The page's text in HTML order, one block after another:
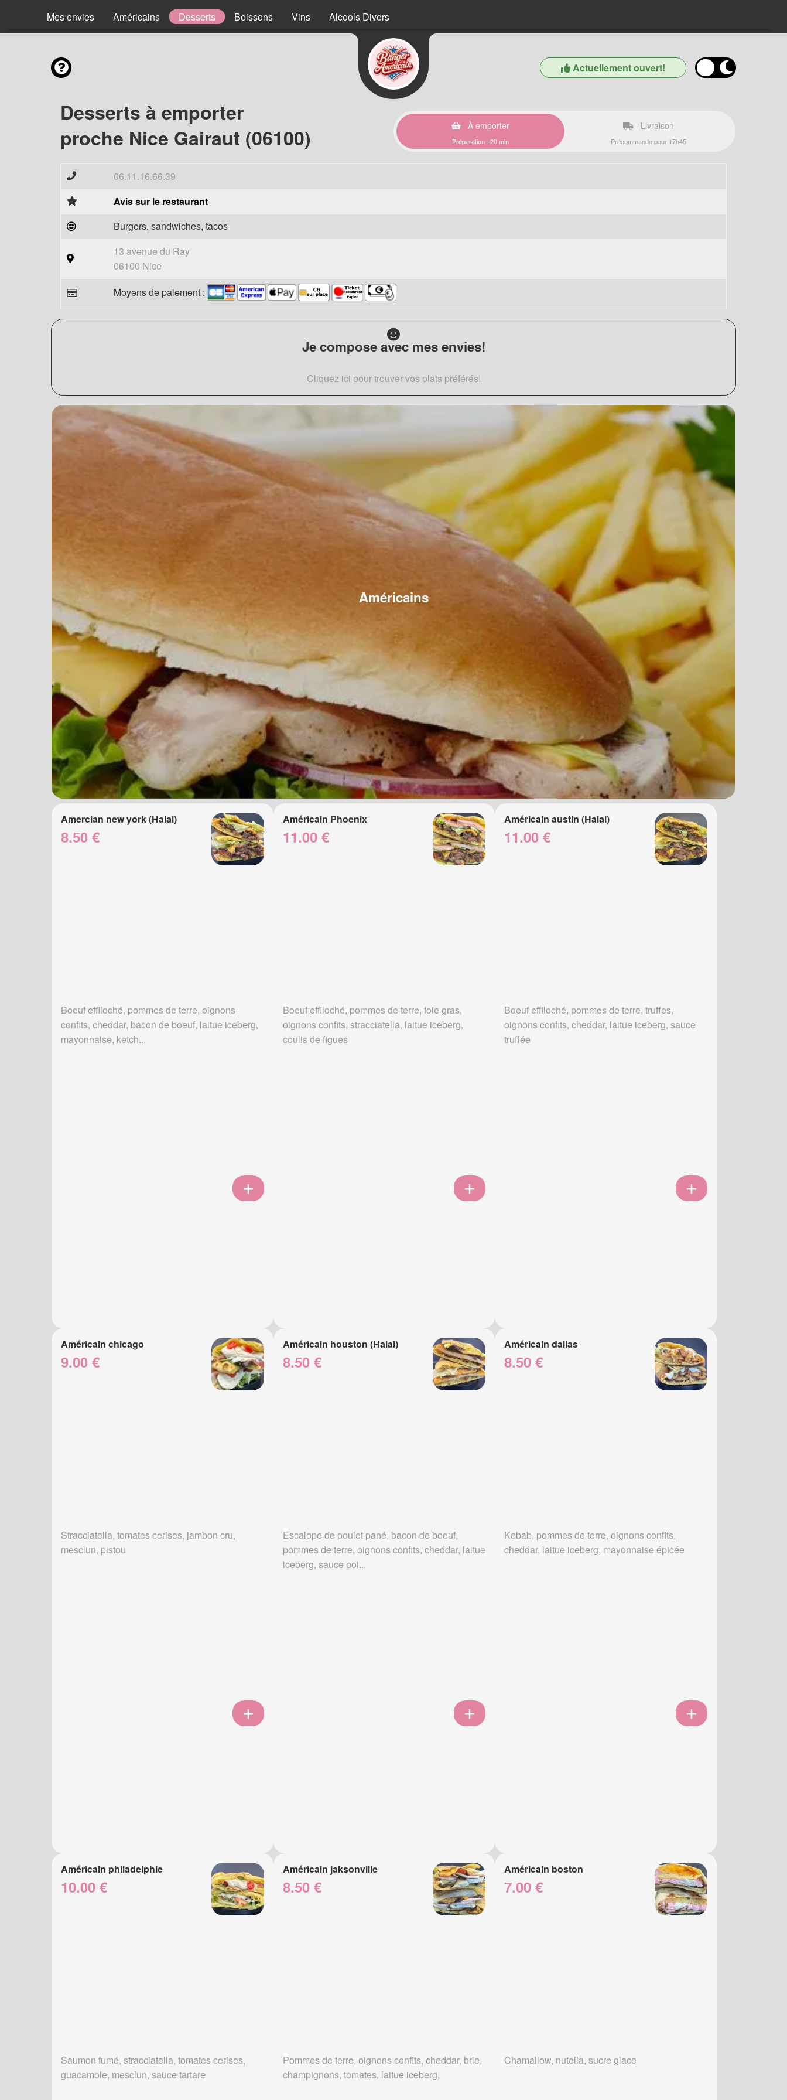
Mes envies Américains Desserts Boissons Vins Alcools Divers
Actuellement ouvert!
Desserts à emporter
proche Nice Gairaut (06100)
À emporter
Préparation : 20 min
Livraison
Précommande pour 17h45
06.11.16.66.39
Avis sur le restaurant
Burgers, sandwiches, tacos
13 avenue du Ray
06100 Nice
Moyens de paiement :
Je compose avec mes envies!
Cliquez ici pour trouver vos plats préférés!
Américains
Amercian new york (Halal)
8.50 €
Boeuf effiloché, pommes de terre, oignons
confits, cheddar, bacon de boeuf, laitue iceberg,
mayonnaise, ketch...
Américain Phoenix
11.00 €
Boeuf effiloché, pommes de terre, foie gras,
oignons confits, stracciatella, laitue iceberg,
coulis de figues
Américain austin (Halal)
11.00 €
Boeuf effiloché, pommes de terre, truffes,
oignons confits, cheddar, laitue iceberg, sauce
truffée
Américain chicago
9.00 €
Stracciatella, tomates cerises, jambon cru,
mesclun, pistou
Américain houston (Halal)
8.50 €
Escalope de poulet pané, bacon de boeuf,
pommes de terre, oignons confits, cheddar, laitue
iceberg, sauce poi...
Américain dallas
8.50 €
Kebab, pommes de terre, oignons confits,
cheddar, laitue iceberg, mayonnaise épicée
Américain philadelphie
10.00 €
Saumon fumé, stracciatella, tomates cerises,
guacamole, mesclun, sauce tartare
Américain jaksonville
8.50 €
Pommes de terre, oignons confits, cheddar, brie,
champignons, tomates, laitue iceberg,
Américain boston
7.00 €
Chamallow, nutella, sucre glace